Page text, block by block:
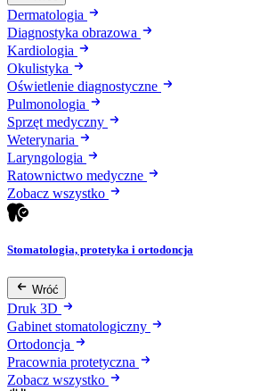
Dermatologia
Diagnostyka obrazowa
Kardiologia
Okulistyka
Oświetlenie diagnostyczne
Pulmonologia
Sprzęt medyczny
Weterynaria
Laryngologia
Ratownictwo medyczne
Zobacz wszystko
Stomatologia, protetyka i ortodoncja
Wróć
Druk 3D
Gabinet stomatologiczny
Ortodoncja
Pracownia protetyczna
Zobacz wszystko